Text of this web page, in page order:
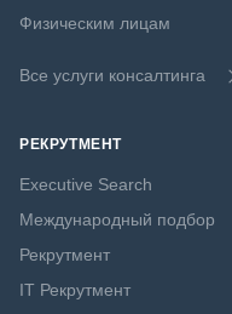
Физическим лицам
Все услуги консалтинга
РЕКРУТМЕНТ
Executive Search
Международный подбор
Рекрутмент
IT Рекрутмент